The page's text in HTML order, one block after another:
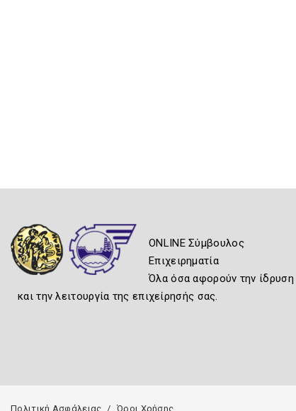
ONLINE Σύμβουλος
Επιχειρηματία
Όλα όσα αφορούν την ίδρυση
και την λειτουργία της επιχείρησής σας.
Πολιτική Ασφάλειας Όροι Χρήσης